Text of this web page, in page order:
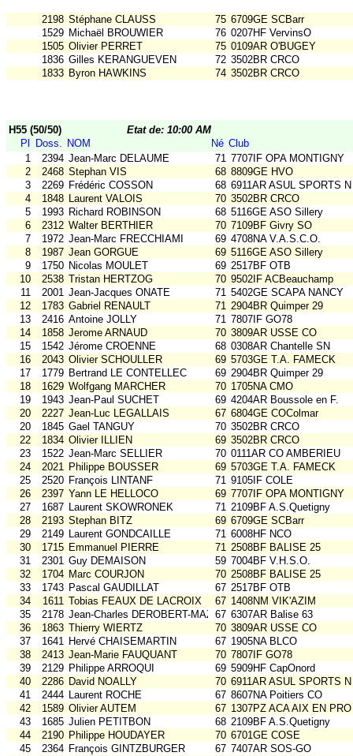
2198 Stéphane CLAUSS 75 6709GE SCBarr
1529 Michaël BROUWIER 76 0207HF VervinsO
1505 Olivier PERRET 75 0109AR O'BUGEY
1836 Gilles KERANGUEVEN 72 3502BR CRCO
1833 Byron HAWKINS 74 3502BR CRCO
H55 (50/50)
Etat de: 10:00 AM
Pl
Doss. NOM Né Club
1
2394 Jean-Marc DELAUME 71 7707IF OPA MONTIGNY
2
2468 Stephan VIS 68 8809GE HVO
3
2269 Frédéric COSSON 68 6911AR ASUL SPORTS
4
1848 Laurent VALOIS 70 3502BR CRCO
5
1993 Richard ROBINSON 68 5116GE ASO Sillery
6
2312 Walter BERTHIER 70 7109BF Givry SO
7
1972 Jean-Marc FRECCHIAMI 69 4708NA V.A.S.C.O.
8
1987 Jean GORGUE 69 5116GE ASO Sillery
9
1750 Nicolas MOULET 69 2517BF OTB
10
2538 Tristan HERTZOG 70 9502IF ACBeauchamp
11
2001 Jean-Jacques ONATE 71 5402GE SCAPA NANCY
12
1783 Gabriel RENAULT 71 2904BR Quimper 29
13
2416 Antoine JOLLY 71 7807IF GO78
14
1858 Jerome ARNAUD 70 3809AR USSE CO
15
1542 Jérome CROENNE 68 0308AR Chantelle SN
16
2043 Olivier SCHOULLER 69 5703GE T.A. FAMECK
17
1779 Bertrand LE CONTELLEC 69 2904BR Quimper 29
18
1629 Wolfgang MARCHER 70 1705NA CMO
19
1943 Jean-Paul SUCHET 69 4204AR Boussole en F.
20
2227 Jean-Luc LEGALLAIS 67 6804GE COColmar
20
1845 Gael TANGUY 70 3502BR CRCO
22
1834 Olivier ILLIEN 69 3502BR CRCO
23
1522 Jean-Marc SELLIER 70 0111AR CO AMBERIEU
24
2021 Philippe BOUSSER 69 5703GE T.A. FAMECK
25
2520 François LINTANF 71 9105IF COLE
26
2397 Yann LE HELLOCO 69 7707IF OPA MONTIGNY
27
1687 Laurent SKOWRONEK 71 2109BF A.S.Quetigny
28
2193 Stephan BITZ 69 6709GE SCBarr
29
2149 Laurent GONDCAILLE 71 6008HF NCO
30
1715 Emmanuel PIERRE 71 2508BF BALISE 25
31
2301 Guy DEMAISON 59 7004BF V.H.S.O.
32
1704 Marc COURJON 70 2508BF BALISE 25
33
1743 Pascal GAUDILLAT 67 2517BF OTB
34
1611 Tobias FEAUX DE LACROIX 67 1408NM VIK'AZIM
35
2178 Jean-Charles DEROBERT-MAZURE
67 6307AR Balise 63
36
1863 Thierry WIERTZ 70 3809AR USSE CO
37
1641 Hervé CHAISEMARTIN 67 1905NA BLCO
38
2413 Jean-Marie FAUQUANT 70 7807IF GO78
39
2129 Philippe ARROQUI 69 5909HF CapOnord
40
2286 David NOALLY 70 6911AR ASUL SPORTS
41
2444 Laurent ROCHE 67 8607NA Poitiers CO
42
1589 Olivier AUTEM 67 1307PZ ACA AIX EN
43
1685 Julien PETITBON 68 2109BF A.S.Quetigny
44
2190 Philippe HOUDAYER 70 6701GE COSE
45
2364 François GINTZBURGER 67 7407AR SOS-GO